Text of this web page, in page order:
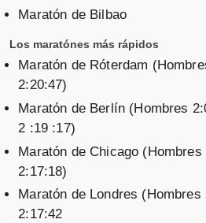
Maratón de Bilbao
Los maratónes más rápidos
Maratón de Róterdam
2:20:47)
Maratón de Berlín (Hombres
2 :19 :17)
Maratón de Chicago
2:17:18)
Maratón de Londres
2:17:42